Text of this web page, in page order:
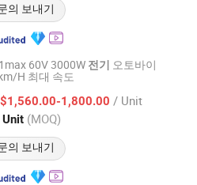
의 보내기
60V 3000W 전기
오토바이
H 최대 속도
1,800.00 / Unit
(MOQ)
의 보내기
Co., Ltd.
이후 2026